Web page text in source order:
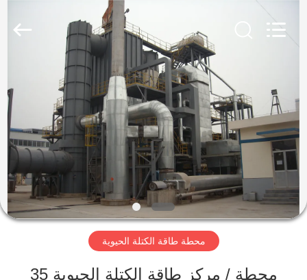
منتجات
معلومات
عنا
جولة
المعمل
محطة طاقة الكتلة الحيوية
محطة / مركز طاقة الكتلة الحيوية 35